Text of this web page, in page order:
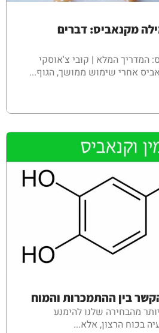
מקנאביס: דברים
המדריך המלא | קובי צ'אוסקי
אחרי שימוש ממושך, הגוף...
בין ההתמכרות והמוח
מהבחירה שלנו להימנע
בכוח הרצון, אלא...